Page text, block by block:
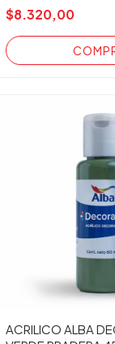
$8.320,00
ACRILICO ALBA